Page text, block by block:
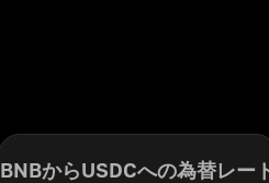
BNBからUSDCへの為替レー